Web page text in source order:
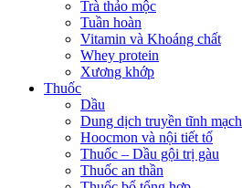
Trà thảo mộc
Tuần hoàn
Vitamin và Khoáng chất
Whey protein
Xương khớp
Thuốc
Dầu
Dung dịch truyền tĩnh mạch
Hoocmon và nội tiết tố
Thuốc – Dầu gội trị gàu
Thuốc an thần